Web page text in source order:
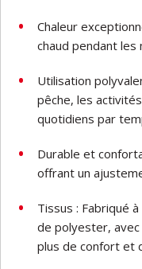
Chaleur
chaud pendant les
Utilisation
pêche, les
quotidiens par
Durable et
offrant un
Tissus : Fabriqué
de polyester,
plus de confort et